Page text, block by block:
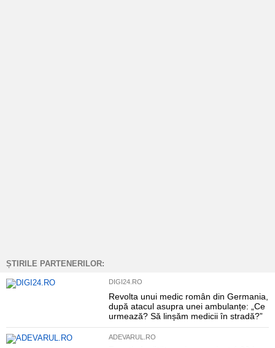
ȘTIRILE PARTENERILOR:
DIGI24.RO
Revolta unui medic român din Germania,
după atacul asupra unei ambulanțe: „Ce
urmează? Să linșăm medicii în stradă?”
ADEVARUL.RO